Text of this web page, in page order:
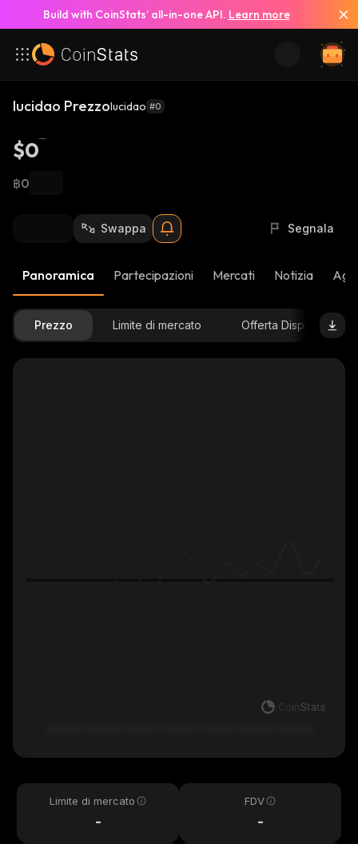
Build with CoinStats’ all-in-one API. Learn more
lucidao Prezzolucidao #0
$0
฿0
Swappa Segnala
Panoramica Partecipazioni Mercati Notizia
Prezzo Limite di mercato Offerta Disponibile
Limite di mercato
-
FDV
-